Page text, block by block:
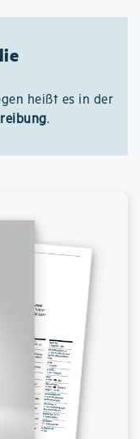
heißt es in der
.